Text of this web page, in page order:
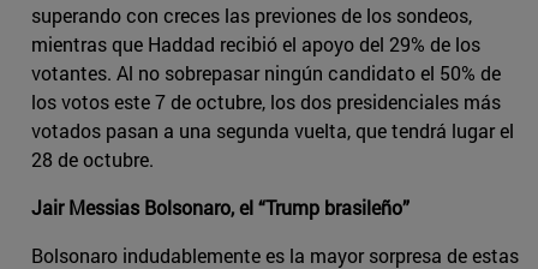
superando con creces las previones de los sondeos,
mientras que Haddad recibió el apoyo del 29% de los
votantes. Al no sobrepasar ningún candidato el 50% de
los votos este 7 de octubre, los dos presidenciales más
votados pasan a una segunda vuelta, que tendrá lugar el
28 de octubre.
Jair Messias Bolsonaro, el “Trump brasileño”
Bolsonaro indudablemente es la mayor sorpresa de estas